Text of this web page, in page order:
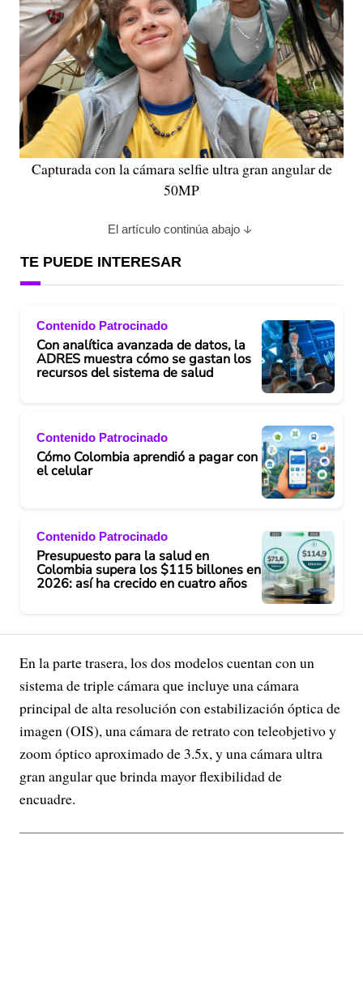
Capturada con la cámara selfie ultra gran angular de
50MP
El artículo continúa abajo
TE PUEDE INTERESAR
Contenido Patrocinado
Con analítica avanzada de datos, la
ADRES muestra cómo se gastan los
recursos del sistema de salud
Contenido Patrocinado
Cómo Colombia aprendió a pagar con
el celular
Contenido Patrocinado
Presupuesto para la salud en
Colombia supera los $115 billones en
2026: así ha crecido en cuatro años
En la parte trasera, los dos modelos cuentan con un
sistema de triple cámara que incluye una cámara
principal de alta resolución con estabilización óptica de
imagen (OIS), una cámara de retrato con teleobjetivo y
zoom óptico aproximado de 3.5x, y una cámara ultra
gran angular que brinda mayor flexibilidad de
encuadre.